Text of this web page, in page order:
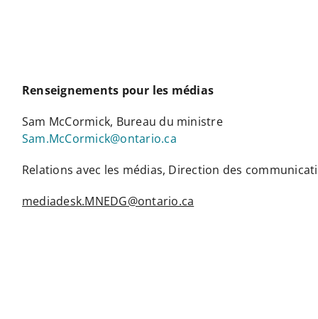
Renseignements pour les médias
Sam McCormick, Bureau du ministre
Sam.McCormick@ontario.ca
Relations avec les médias, Direction des
mediadesk.MNEDG@ontario.ca